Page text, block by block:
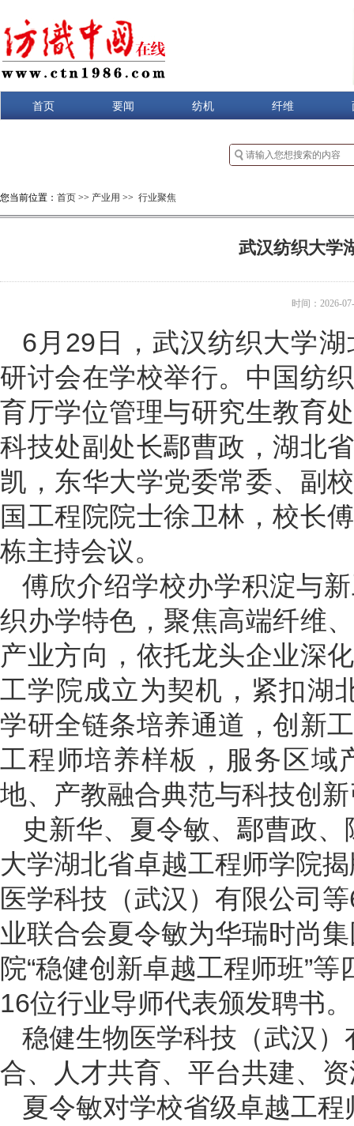
首页 要闻 纺机 纤维
您当前位置： 首页 >> 产业用 >> 行业聚焦
武汉纺织大学
时间：2026-
6月29日，武汉纺织大学
研讨会在学校举行。中国纺
育厅学位管理与研究生教育
科技处副处长鄢曹政，湖北
凯，东华大学党委常委、副
国工程院院士徐卫林，校长
栋主持会议。
傅欣介绍学校办学积淀与
织办学特色，聚焦高端纤维
产业方向，依托龙头企业深
工学院成立为契机，紧扣湖
学研全链条培养通道，创新
工程师培养样板，服务区域
地、产教融合典范与科技创
史新华、夏令敏、鄢曹政
大学湖北省卓越工程师学院
医学科技（武汉）有限公司
业联合会夏令敏为华瑞时尚
院“稳健创新卓越工程师班”
16位行业导师代表颁发聘书。
稳健生物医学科技（武汉
合、人才共育、平台共建、
夏令敏对学校省级卓越工